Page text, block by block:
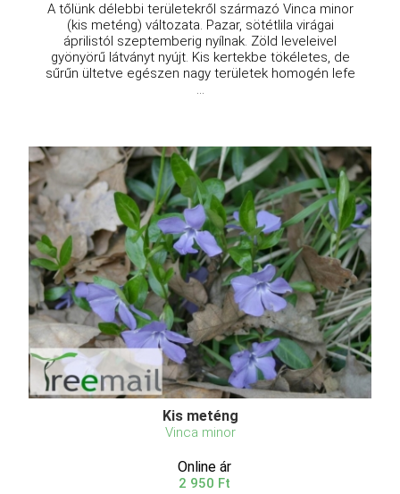
A tőlünk délebbi területekről származó Vinca minor
(kis meténg) változata. Pazar, sötétlila virágai
áprilistól szeptemberig nyílnak. Zöld leveleivel
gyönyörű látványt nyújt. Kis kertekbe tökéletes, de
sűrűn ültetve egészen nagy területek homogén lefe
...
Kis meténg
Vinca minor
Online ár
2 950 Ft